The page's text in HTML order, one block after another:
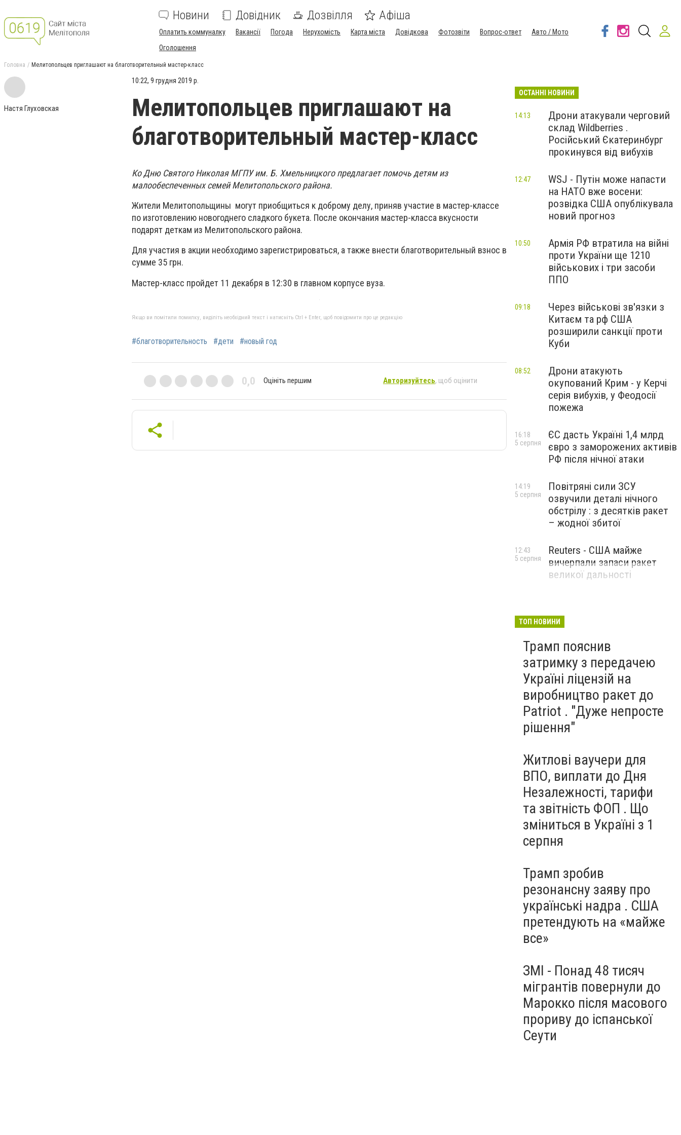
Новини Довідник Дозвілля Афіша
Оплатить коммуналку Вакансії Погода Нерухомість Карта міста Довідкова Фотозвіти Вопрос-ответ
Авто / Мото
Оголошення
Головна Мелитопольцев приглашают на благотворительный мастер-класс
Настя Глуховская
10:22, 9 грудня 2019 р.
Мелитопольцев приглашают на
благотворительный мастер-класс
Ко Дню Святого Николая МГПУ им. Б. Хмельницкого предлагает помочь детям из
малообеспеченных семей Мелитопольского района.
Жители Мелитопольщины могут приобщиться к доброму делу, приняв участие в мастер-классе
по изготовлению новогоднего сладкого букета. После окончания мастер-класса вкусности
подарят деткам из Мелитопольского района.
Для участия в акции необходимо зарегистрироваться, а также внести благотворительный взнос в
сумме 35 грн.
Мастер-класс пройдет 11 декабря в 12:30 в главном корпусе вуза.
Якщо ви помітили помилку, виділіть необхідний текст і натисніть Ctrl + Enter, щоб повідомити про це редакцію
#благотворительность #дети #новый год
0,0 Оцініть першим Авторизуйтесь, щоб оцінити
ОСТАННІ НОВИНИ
Дрони атакували черговий
склад Wildberries .
Російський Єкатеринбург
прокинувся від вибухів
14:13
WSJ - Путін може напасти
на НАТО вже восени:
розвідка США опублікувала
новий прогноз
12:47
Армія РФ втратила на війні
проти України ще 1210
військових і три засоби
ППО
10:50
Через військові зв'язки з
Китаєм та рф США
розширили санкції проти
Куби
09:18
Дрони атакують
окупований Крим - у Керчі
серія вибухів, у Феодосії
пожежа
08:52
ЄС дасть Україні 1,4 млрд
євро з заморожених активів
РФ після нічної атаки
16:18
5 серпня
Повітряні сили ЗСУ
озвучили деталі нічного
обстрілу : з десятків ракет
– жодної збитої
14:19
5 серпня
Reuters - США майже
вичерпали запаси ракет
великої дальності
12:43
5 серпня
ТОП НОВИНИ
Трамп пояснив
затримку з передачею
Україні ліцензій на
виробництво ракет до
Patriot . "Дуже непросте
рішення"
Житлові ваучери для
ВПО, виплати до Дня
Незалежності, тарифи
та звітність ФОП . Що
зміниться в Україні з 1
серпня
Трамп зробив
резонансну заяву про
українські надра . США
претендують на «майже
все»
ЗМІ - Понад 48 тисяч
мігрантів повернули до
Марокко після масового
прориву до іспанської
Сеути